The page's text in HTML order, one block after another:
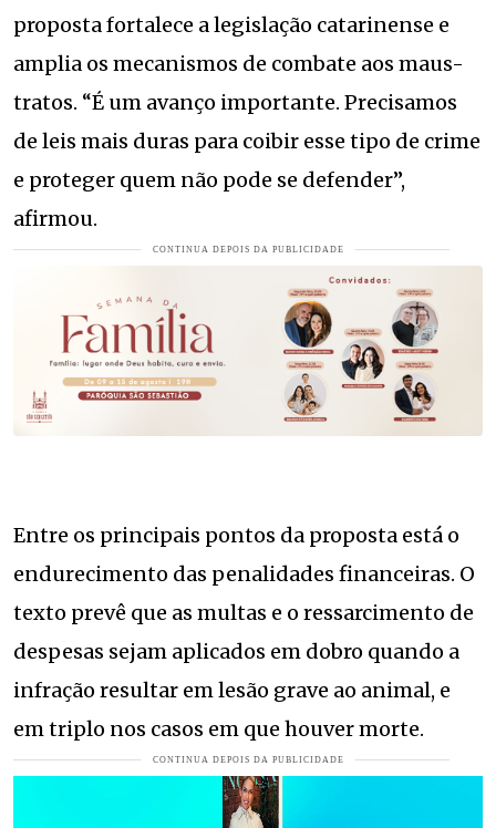
proposta fortalece a legislação catarinense e
amplia os mecanismos de combate aos maus-
tratos. “É um avanço importante. Precisamos
de leis mais duras para coibir esse tipo de crime
e proteger quem não pode se defender”,
afirmou.
Entre os principais pontos da proposta está o
endurecimento das penalidades financeiras. O
texto prevê que as multas e o ressarcimento de
despesas sejam aplicados em dobro quando a
infração resultar em lesão grave ao animal, e
em triplo nos casos em que houver morte.